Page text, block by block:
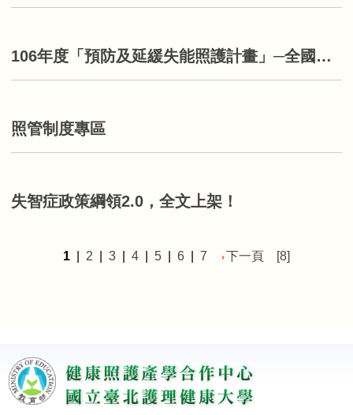
106年度「預防及延緩失能照護計畫」─全國特約服務據點佈建名冊一覽表
照管制度專區
失智症政策綱領2.0，全文上架！
1 2 3 4 5 6 7 下一頁 [8]